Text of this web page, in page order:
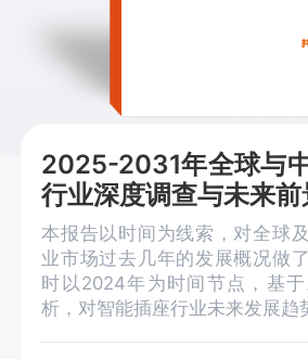
2025-2031年全球与
行业深度调查与未来
本报告以时间为线索，对全球
业市场过去几年的发展概况做
时以2024年为时间节点，基
析，对智能插座行业未来发展趋